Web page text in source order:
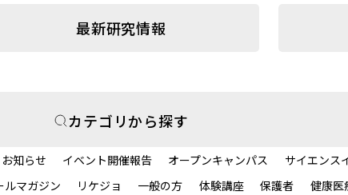
最新研究情報
カテゴリから探す
お知らせ イベント開催報告 オープンキャンパス
サイエンス
ルマガジン リケジョ 一般の方 体験講座 保護者 健康医